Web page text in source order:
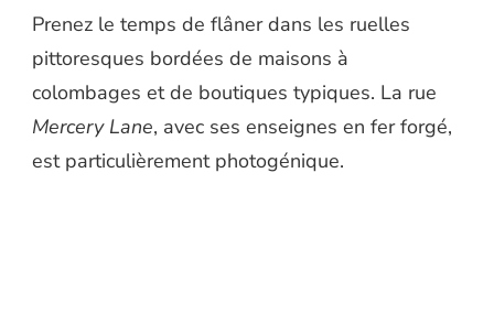
Prenez le temps de flâner dans les ruelles
pittoresques bordées de maisons à
colombages et de boutiques typiques. La rue
Mercery Lane, avec ses enseignes en fer forgé,
est particulièrement photogénique.